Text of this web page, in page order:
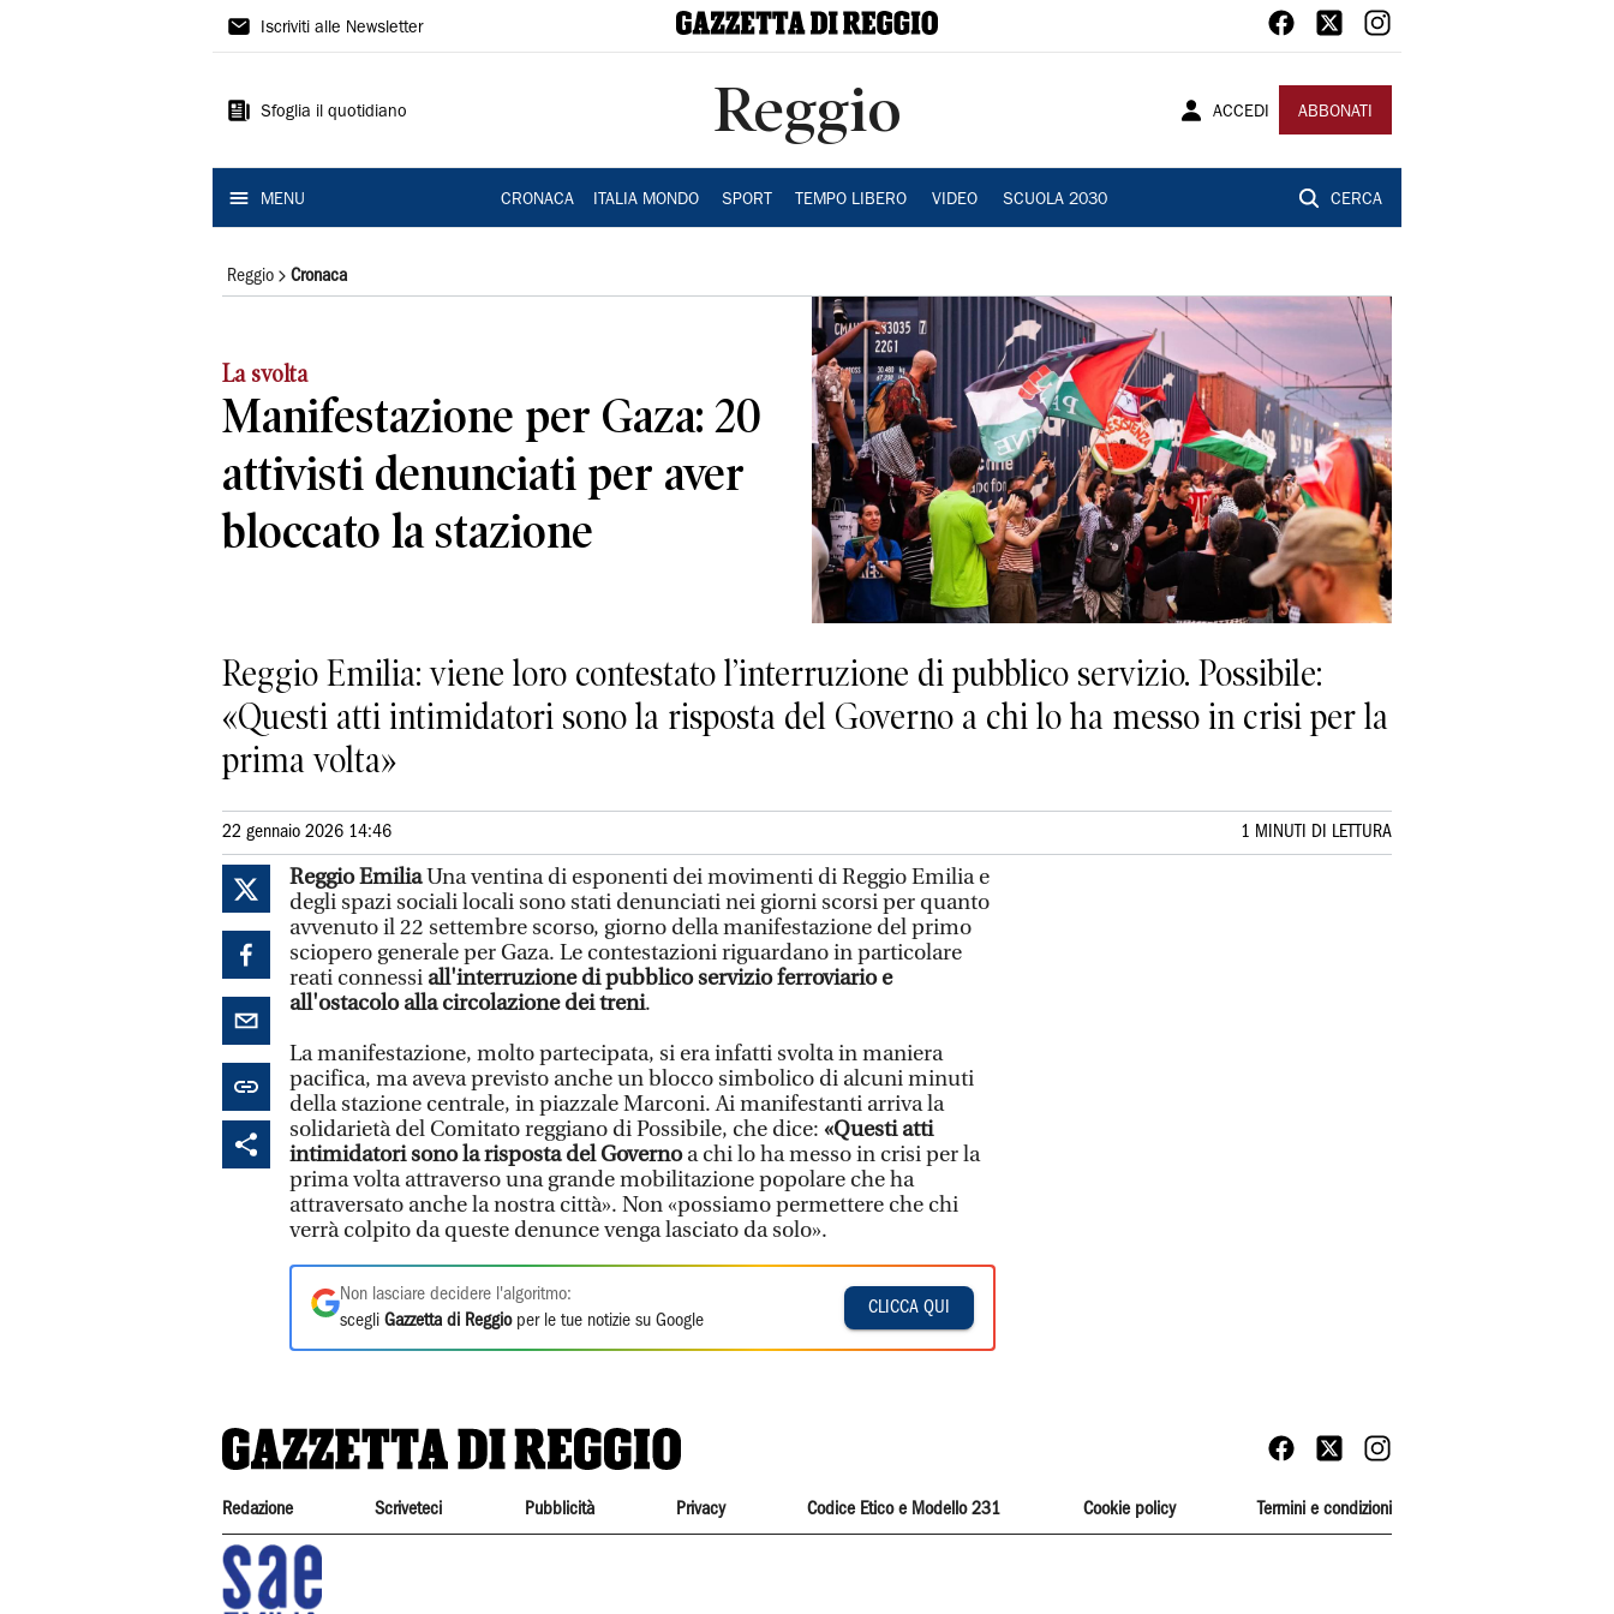
Gazzetta
Reggio
Iscriviti alle Newsletter
Sfoglia il quotidiano Reggio ACCEDI ABBONATI
MENU CRONACA ITALIA MONDO SPORT TEMPO LIBERO VIDEO SCUOLA 2030 CERCA
Reggio Cronaca
La svolta
Manifestazione per Gaza: 20
attivisti denunciati per aver
bloccato la stazione
Reggio Emilia: viene loro contestato l’interruzione di pubblico servizio. Possibile:
«Questi atti intimidatori sono la risposta del Governo a chi lo ha messo in crisi per la
prima volta»
22 gennaio 2026 14:46 1 MINUTI DI LETTURA
Reggio EmiliaUna ventina di esponenti dei movimenti di Reggio Emilia e
degli spazi sociali locali sono stati denunciati nei giorni scorsi per quanto
avvenuto il 22 settembre scorso, giorno della manifestazione del primo
sciopero generale per Gaza. Le contestazioni riguardano in particolare
reati connessi all'interruzione di pubblico servizio ferroviario e
all'ostacolo alla circolazione dei treni.
La manifestazione, molto partecipata, si era infatti svolta in maniera
pacifica, ma aveva previsto anche un blocco simbolico di alcuni minuti
della stazione centrale, in piazzale Marconi. Ai manifestanti arriva la
solidarietà del Comitato reggiano di Possibile, che dice: «Questi atti
intimidatori sono la risposta del Governoa chi lo ha messo in crisi per la
prima volta attraverso una grande mobilitazione popolare che ha
attraversato anche la nostra città». Non «possiamo permettere che chi
verrà colpito da queste denunce venga lasciato da solo».
Non lasciare decidere l'algoritmo:
scegli Gazzetta di Reggioper le tue notizie su Google
CLICCA QUI
Redazione Scriveteci Pubblicità Privacy Codice Etico e Modello 231 Cookie policy Termini e condizioni